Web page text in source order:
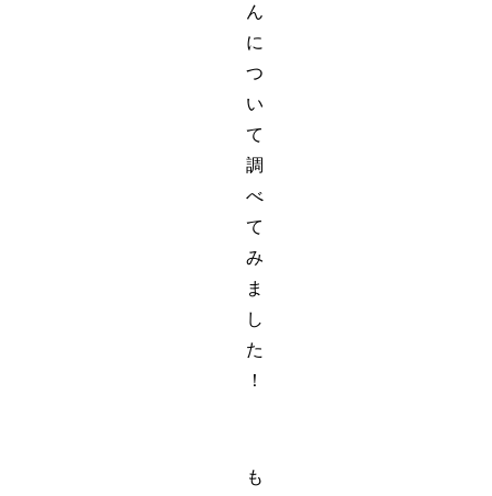
ん
に
つ
い
て
調
べ
て
み
ま
し
た
！
も